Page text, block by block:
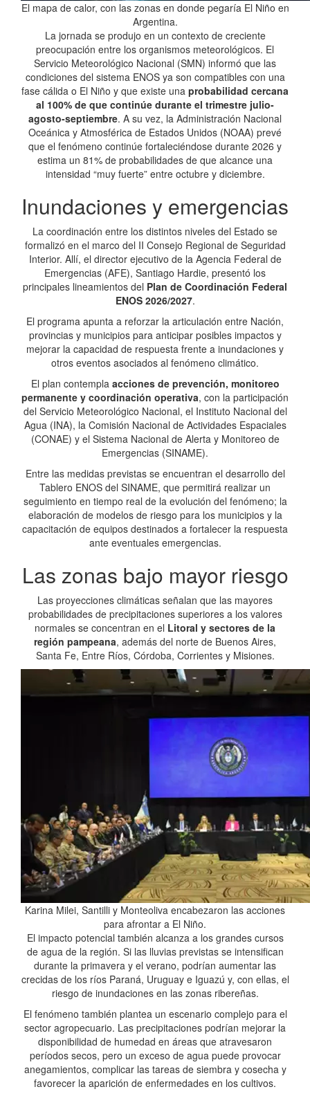
El mapa de calor, con las zonas en donde pegaría El Niño en
Argentina.
La jornada se produjo en un contexto de creciente
preocupación entre los organismos meteorológicos. El
Servicio Meteorológico Nacional (SMN) informó que las
condiciones del sistema ENOS ya son compatibles con una
fase cálida o El Niño y que existe una probabilidad cercana
al 100% de que continúe durante el trimestre julio-
agosto-septiembre. A su vez, la Administración Nacional
Oceánica y Atmosférica de Estados Unidos (NOAA) prevé
que el fenómeno continúe fortaleciéndose durante 2026 y
estima un 81% de probabilidades de que alcance una
intensidad “muy fuerte” entre octubre y diciembre.
Inundaciones y emergencias
La coordinación entre los distintos niveles del Estado se
formalizó en el marco del II Consejo Regional de Seguridad
Interior. Allí, el director ejecutivo de la Agencia Federal de
Emergencias (AFE), Santiago Hardie, presentó los
principales lineamientos del Plan de Coordinación Federal
ENOS 2026/2027.
El programa apunta a reforzar la articulación entre Nación,
provincias y municipios para anticipar posibles impactos y
mejorar la capacidad de respuesta frente a inundaciones y
otros eventos asociados al fenómeno climático.
El plan contempla acciones de prevención, monitoreo
permanente y coordinación operativa, con la participación
del Servicio Meteorológico Nacional, el Instituto Nacional del
Agua (INA), la Comisión Nacional de Actividades Espaciales
(CONAE) y el Sistema Nacional de Alerta y Monitoreo de
Emergencias (SINAME).
Entre las medidas previstas se encuentran el desarrollo del
Tablero ENOS del SINAME, que permitirá realizar un
seguimiento en tiempo real de la evolución del fenómeno; la
elaboración de modelos de riesgo para los municipios y la
capacitación de equipos destinados a fortalecer la respuesta
ante eventuales emergencias.
Las zonas bajo mayor riesgo
Las proyecciones climáticas señalan que las mayores
probabilidades de precipitaciones superiores a los valores
normales se concentran en el Litoral y sectores de la
región pampeana, además del norte de Buenos Aires,
Santa Fe, Entre Ríos, Córdoba, Corrientes y Misiones.
Karina Milei, Santilli y Monteoliva encabezaron las acciones
para afrontar a El Niño.
El impacto potencial también alcanza a los grandes cursos
de agua de la región. Si las lluvias previstas se intensifican
durante la primavera y el verano, podrían aumentar las
crecidas de los ríos Paraná, Uruguay e Iguazú y, con ellas, el
riesgo de inundaciones en las zonas ribereñas.
El fenómeno también plantea un escenario complejo para el
sector agropecuario. Las precipitaciones podrían mejorar la
disponibilidad de humedad en áreas que atravesaron
períodos secos, pero un exceso de agua puede provocar
anegamientos, complicar las tareas de siembra y cosecha y
favorecer la aparición de enfermedades en los cultivos.